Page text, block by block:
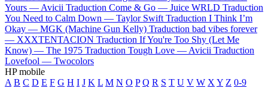
Yours — Avicii Traduction Come & Go — Juice WRLD Traduction
You Need to Calm Down — Taylor Swift Traduction I Think I’m
Okay — MGK (Machine Gun Kelly) Traduction bad vibes forever
— XXXTENTACION Traduction If You're Too Shy (Let Me
Know) — The 1975 Traduction Tough Love — Avicii Traduction
Lovefool — Twocolors
HP mobile
A B C D E F G H I J K L M N O P Q R S T U V W X Y Z 0-9